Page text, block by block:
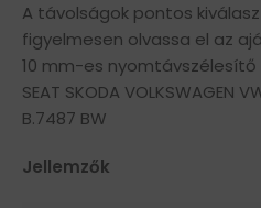
A távolságok pontos
figyelmesen olvassa el az
10 mm-es nyomtávszélesítő
SEAT SKODA
B.7487 BW
Jellemzők